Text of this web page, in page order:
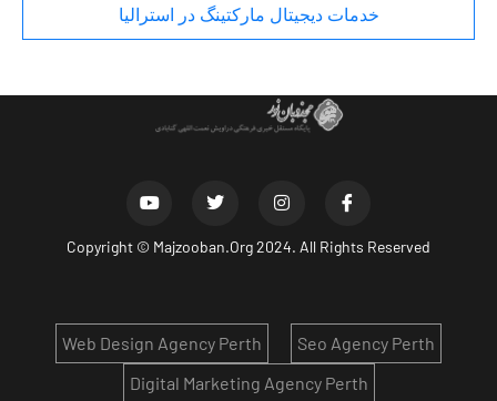
خدمات دیجیتال مارکتینگ در استرالیا
Copyright © Majzooban.Org2024. All Rights Reserved
Seo Agency Perth
Web Design Agency Perth
Digital Marketing Agency Perth